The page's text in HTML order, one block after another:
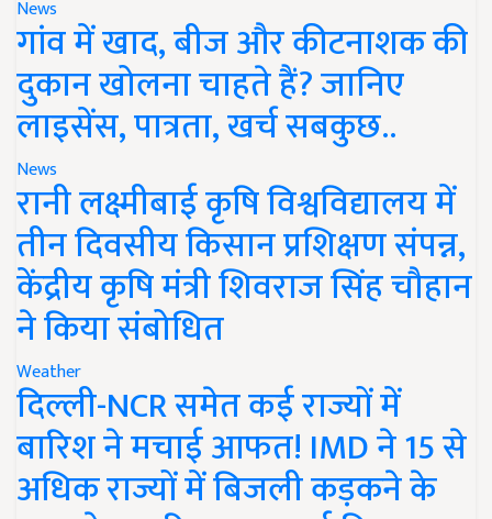
News
गांव में खाद, बीज और कीटनाशक की
दुकान खोलना चाहते हैं? जानिए
लाइसेंस, पात्रता, खर्च सबकुछ..
News
रानी लक्ष्मीबाई कृषि विश्वविद्यालय में
तीन दिवसीय किसान प्रशिक्षण संपन्न,
केंद्रीय कृषि मंत्री शिवराज सिंह चौहान
ने किया संबोधित
Weather
दिल्ली-NCR समेत कई राज्यों में
बारिश ने मचाई आफत! IMD ने 15 से
अधिक राज्यों में बिजली कड़कने के